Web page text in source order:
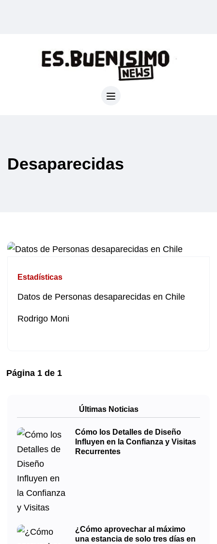
Desaparecidas
Estadísticas
Datos de Personas desaparecidas en Chile
Rodrigo Moni
Página 1 de 1
Últimas Noticias
Cómo los Detalles de Diseño
Influyen en la Confianza y Visitas
Recurrentes
¿Cómo aprovechar al máximo
una estancia de solo tres días en